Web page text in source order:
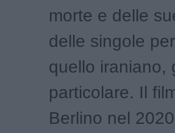
morte e delle
delle singole
quello iraniano,
particolare. Il
Berlino nel